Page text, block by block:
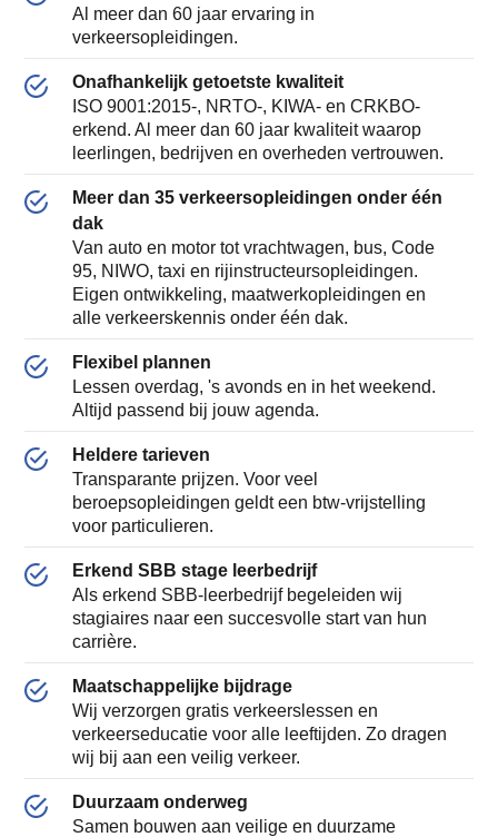
Al meer dan 60 jaar ervaring in
verkeersopleidingen.
Onafhankelijk getoetste kwaliteit
ISO 9001:2015-, NRTO-, KIWA- en CRKBO-
erkend. Al meer dan 60 jaar kwaliteit waarop
leerlingen, bedrijven en overheden vertrouwen.
Meer dan 35 verkeersopleidingen onder één
dak
Van auto en motor tot vrachtwagen, bus, Code
95, NIWO, taxi en rijinstructeursopleidingen.
Eigen ontwikkeling, maatwerkopleidingen en
alle verkeerskennis onder één dak.
Flexibel plannen
Lessen overdag, 's avonds en in het weekend.
Altijd passend bij jouw agenda.
Heldere tarieven
Transparante prijzen. Voor veel
beroepsopleidingen geldt een btw-vrijstelling
voor particulieren.
Erkend SBB stage leerbedrijf
Als erkend SBB-leerbedrijf begeleiden wij
stagiaires naar een succesvolle start van hun
carrière.
Maatschappelijke bijdrage
Wij verzorgen gratis verkeerslessen en
verkeerseducatie voor alle leeftijden. Zo dragen
wij bij aan een veilig verkeer.
Duurzaam onderweg
Samen bouwen aan veilige en duurzame